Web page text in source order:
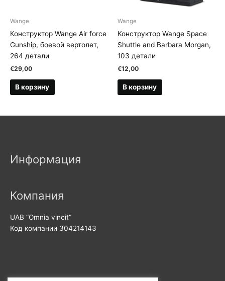
Wange
Конструктор Wange Air force
Gunship, боевой вертолет,
264 детали
€29,00
В корзину
Wange
Конструктор Wange Space
Shuttle and Barbara Morgan,
103 детали
€12,00
В корзину
Информация
Компания
UAB “Omnia vincit”
Код компании 304214143